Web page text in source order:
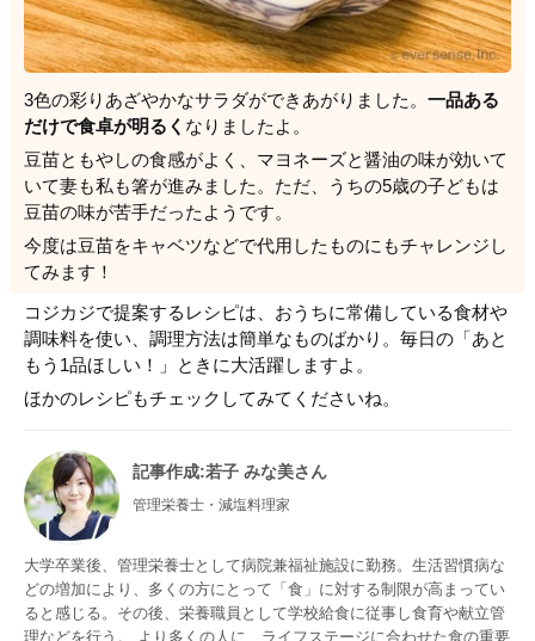
3色の彩りあざやかなサラダができあがりました。 一品ある
だけで食卓が明るく なりましたよ。
豆苗ともやしの食感がよく、マヨネーズと醤油の味が効いて
いて妻も私も箸が進みました。ただ、うちの5歳の子どもは
豆苗の味が苦手だったようです。
今度は豆苗をキャベツなどで代用したものにもチャレンジし
てみます！
コジカジで提案するレシピは、おうちに常備している食材や
調味料を使い、調理方法は簡単なものばかり。毎日の「あと
もう1品ほしい！」ときに大活躍しますよ。
ほかのレシピもチェックしてみてくださいね。
記事作成:若子 みな美さん
管理栄養士・減塩料理家
大学卒業後、管理栄養士として病院兼福祉施設に勤務。生活習慣病な
どの増加により、多くの方にとって「食」に対する制限が高まってい
ると感じる。その後、栄養職員として学校給食に従事し食育や献立管
理などを行う。 より多くの人に、ライフステージに合わせた食の重要